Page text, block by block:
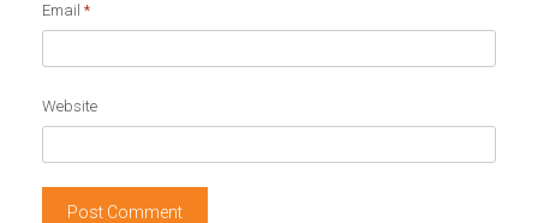
Email *
Website